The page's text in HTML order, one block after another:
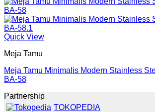
Quick View
Meja Tamu
Meja Tamu Minimalis Modern Stainless
BA-58
Partnership
TOKOPEDIA